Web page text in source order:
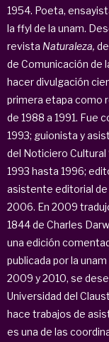
1954. Poeta,
la ffyl de la unam.
revista Naturaleza,
de Comunicación de
hacer divulgación
primera etapa como
de 1988 a 1991. Fue
1993; guionista y
del Noticiero Cultural
1993 hasta 1996;
asistente editorial de
2006. En 2009
1844 de Charles
una edición
publicada por la
2009 y 2010, se
Universidad del
hace trabajos de
es una de las